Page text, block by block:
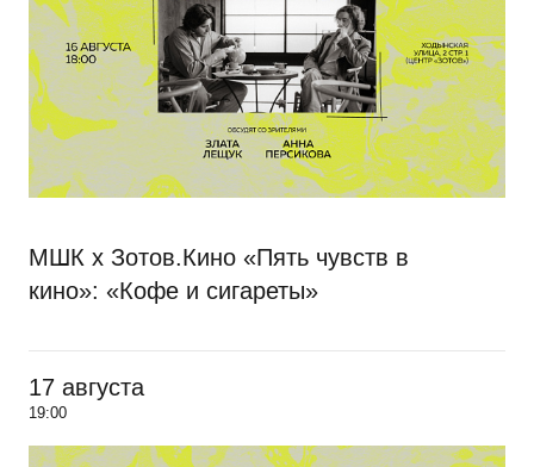
МШК х Зотов.Кино «Пять чувств в
кино»: «Кофе и сигареты»
17 августа
19:00